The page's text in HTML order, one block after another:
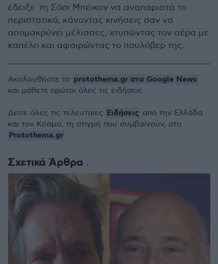
έδειξε τη Σόσι Μπέικον να αναπαριστά το
περιστατικό, κάνοντας κινήσεις σαν να
απομακρύνει μέλισσες, χτυπώντας τον αέρα με
καπέλο και αφαιρώντας το πουλόβερ της.
Σχετικά Άρθρα
Ακολουθήστε το protothema.gr στο Google News
και μάθετε πρώτοι όλες τις ειδήσεις
Δείτε όλες τις τελευταίες Ειδήσεις από την Ελλάδα
και τον Κόσμο, τη στιγμή που συμβαίνουν, στο
Protothema.gr